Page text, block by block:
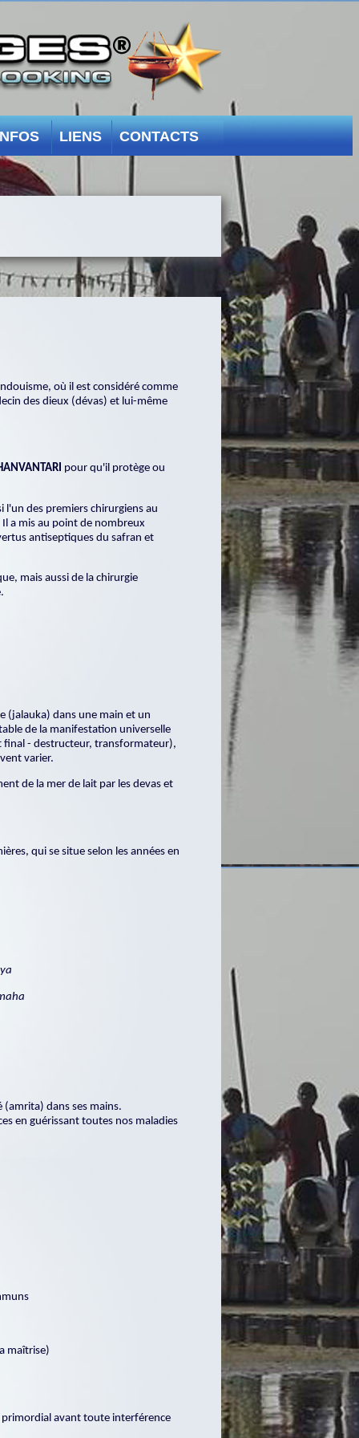
où il est considéré comme
des dieux (dévas) et lui-même
pour qu'il protège ou
des premiers chirurgiens au
a mis au point de nombreux
antiseptiques du safran et
mais aussi de la chirurgie
(jalauka) dans une main et un
de la manifestation universelle
final - destructeur, transformateur),
varier.
de la mer de lait par les devas et
qui se situe selon les années en
dans ses mains.
en guérissant toutes nos maladies
maîtrise)
avant toute interférence
LIENS CONTACTS